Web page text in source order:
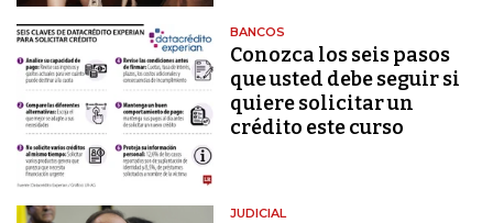
BANCOS
Conozca los seis pasos
que usted debe seguir si
quiere solicitar un
crédito este curso
JUDICIAL